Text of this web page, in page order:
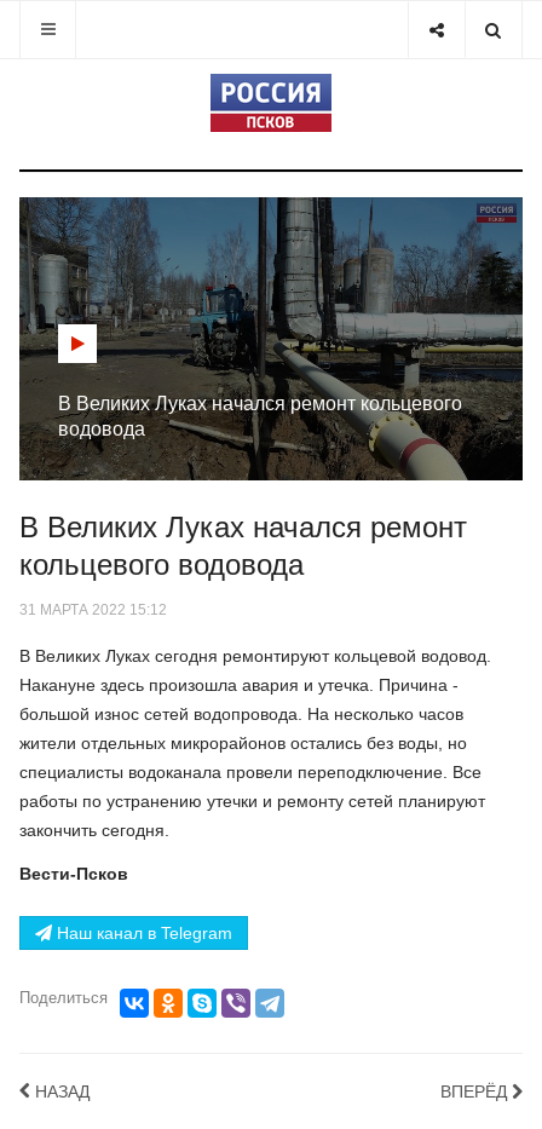
В Великих Луках начался ремонт кольцевого
водовода
В Великих Луках начался ремонт
кольцевого водовода
31 МАРТА 2022 15:12
В Великих Луках сегодня ремонтируют кольцевой водовод.
Накануне здесь произошла авария и утечка. Причина -
большой износ сетей водопровода. На несколько часов
жители отдельных микрорайонов остались без воды, но
специалисты водоканала провели переподключение. Все
работы по устранению утечки и ремонту сетей планируют
закончить сегодня.
Вести-Псков
Наш канал в Telegram
Поделиться
НАЗАД ВПЕРЁД